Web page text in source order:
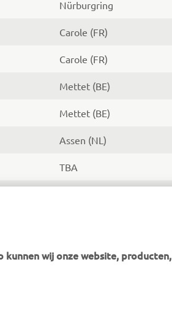
Nürburgring
Carole (FR)
Carole (FR)
Mettet (BE)
Mettet (BE)
Assen (NL)
TBA
kunnen wij onze website, producten,